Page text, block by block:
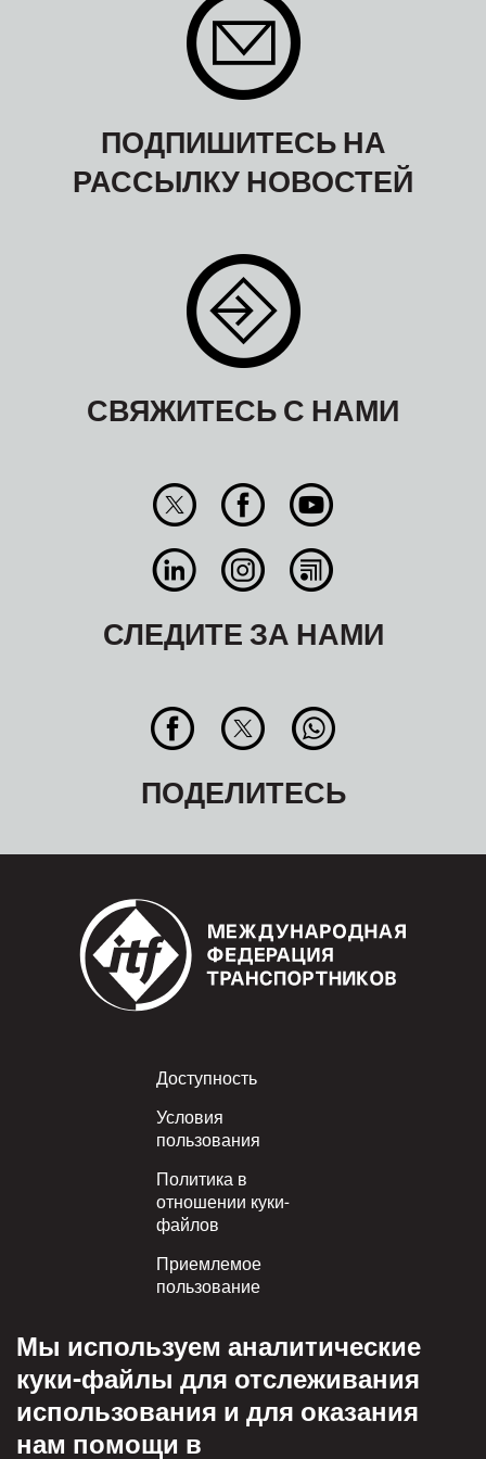
ПОДПИШИТЕСЬ НА
РАССЫЛКУ НОВОСТЕЙ
СВЯЖИТЕСЬ С НАМИ
СЛЕДИТЕ ЗА НАМИ
ПОДЕЛИТЕСЬ
Footer
Доступность
Условия
пользования
Политика в
отношении куки-
файлов
Приемлемое
пользование
конфиденциальности
Политика взаимного
уважения
Мы используем аналитические
куки-файлы для отслеживания
использования и для оказания
нам помощи в